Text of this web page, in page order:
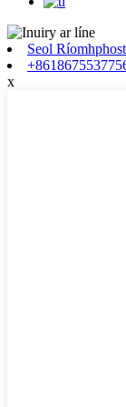
Seol Ríomhphost
x